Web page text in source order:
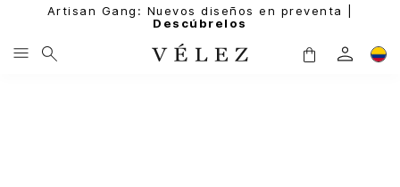
Artisan Gang: Nuevos diseños en preventa |
Descúbrelos